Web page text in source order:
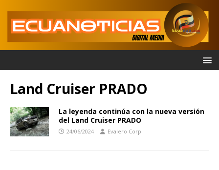
Land Cruiser PRADO
La leyenda continúa con la nueva versión
del Land Cruiser PRADO
24/06/2024 Evalero Corp